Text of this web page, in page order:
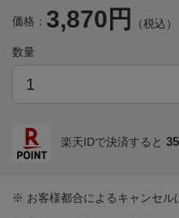
価格： 3,870円 （税込）
数量
楽天IDで決済すると 35
※ お客様都合によるキャンセル